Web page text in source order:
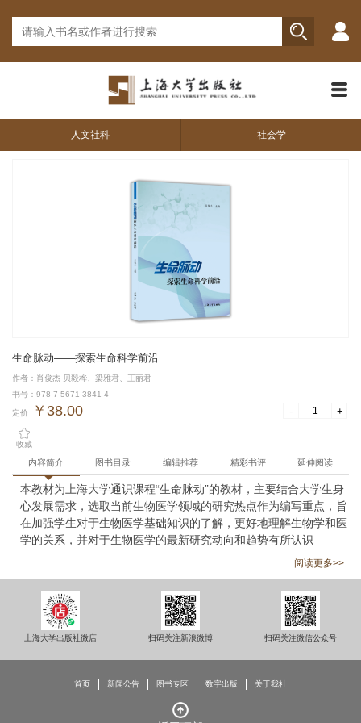
人文社科 社会学
生命脉动——探索生命科学前沿
作者：肖俊杰 贝毅桦、梁雅君、王丽君
书号：978-7-5671-3841-4
定价 ￥38.00 - +
收藏
内容简介 图书目录 编辑推荐 精彩书评 延伸阅读
本教材为上海大学通识课程“生命脉动”的教材，主要结合大学生身
心发展需求，选取当前生物医学领域的研究热点作为编写重点，旨
在加强学生对于生物医学基础知识的了解，更好地理解生物学和医
学的关系，并对于生物医学的最新研究动向和趋势有所认识
阅读更多>>
上海大学出版社微店 扫码关注新浪微博 扫码关注微信公众号
首页 新闻公告 图书专区 数字出版 关于我社